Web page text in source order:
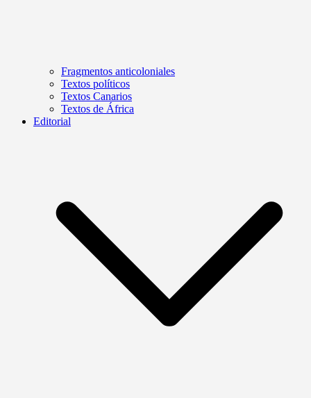
Fragmentos anticoloniales
Textos políticos
Textos Canarios
Textos de África
Editorial